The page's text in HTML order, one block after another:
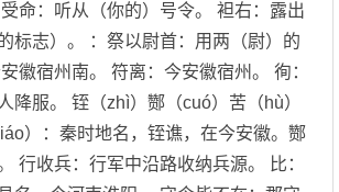
命：听从（你的）号令。 袒右：露出
标志）。 ：祭以尉首：用两（尉）的
徽宿州南。 符离：今安徽宿州。 徇：
降服。 铚（zhì）酂（cuó）苦（hù）
）：秦时地名，铚谯，在今安徽。酂
行收兵：行军中沿路收纳兵源。 比：